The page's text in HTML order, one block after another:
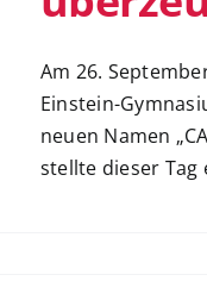
Am 26.
Einstein-
neuen Namen
stellte dieser Tag